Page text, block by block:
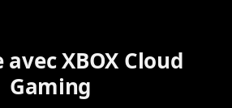
XBOX Cloud
Gaming